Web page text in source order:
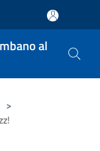
al
>